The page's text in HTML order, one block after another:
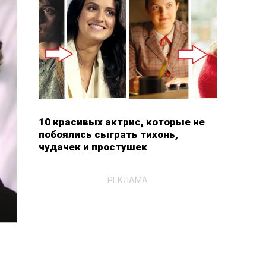
10 красивых актрис, которые не
побоялись сыграть тихонь,
чудачек и простушек
РЕКЛАМА